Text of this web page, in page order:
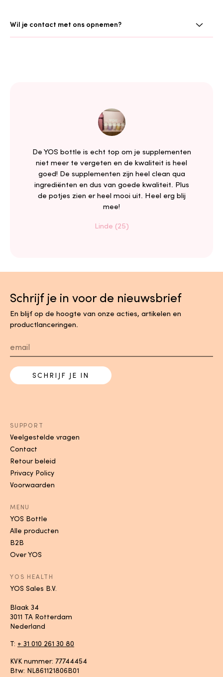
Wil je contact met ons opnemen?
De YOS bottle is echt top om je supplementen
niet meer te vergeten en de kwaliteit is heel
goed! De supplementen zijn heel clean qua
ingrediënten en dus van goede kwaliteit. Plus
de potjes zien er heel mooi uit. Heel erg blij
mee!
Linde (25)
Schrijf je in voor de nieuwsbrief
En blijf op de hoogte van onze acties, artikelen en
productlanceringen.
SCHRIJF JE IN
SUPPORT
Veelgestelde vragen
Contact
Retour beleid
Privacy Policy
Voorwaarden
MENU
YOS Bottle
Alle producten
B2B
Over YOS
YOS HEALTH
YOS Sales B.V.
Blaak 34
3011 TA Rotterdam
Nederland
T: + 31 010 261 30 80
KVK nummer: 77744454
Btw: NL861121806B01